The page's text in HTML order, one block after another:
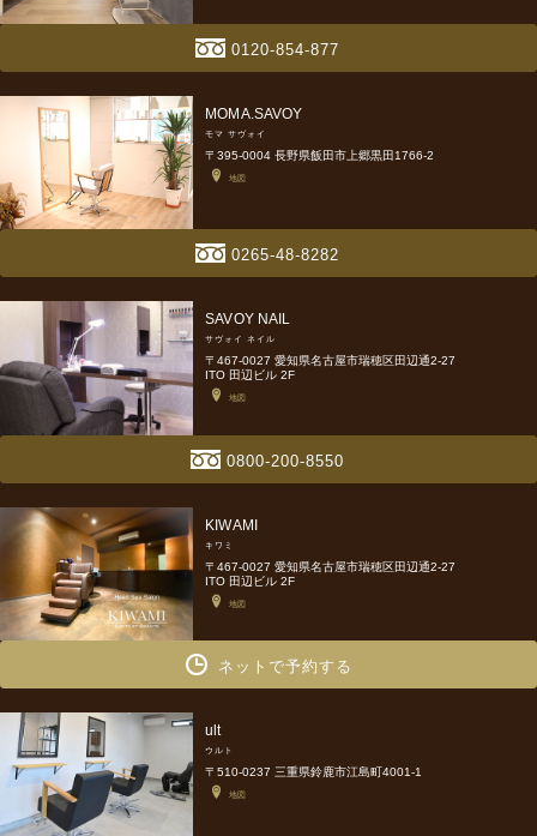
0120-854-877
MOMA.SAVOY
モマ サヴォイ
〒395-0004 長野県飯田市上郷黒田1766-2
地図
0265-48-8282
SAVOY NAIL
サヴォイ ネイル
〒467-0027 愛知県名古屋市瑞穂区田辺通2-27
ITO 田辺ビル 2F
地図
0800-200-8550
KIWAMI
キワミ
〒467-0027 愛知県名古屋市瑞穂区田辺通2-27
ITO 田辺ビル 2F
地図
ネットで予約する
ult
ウルト
〒510-0237 三重県鈴鹿市江島町4001-1
地図